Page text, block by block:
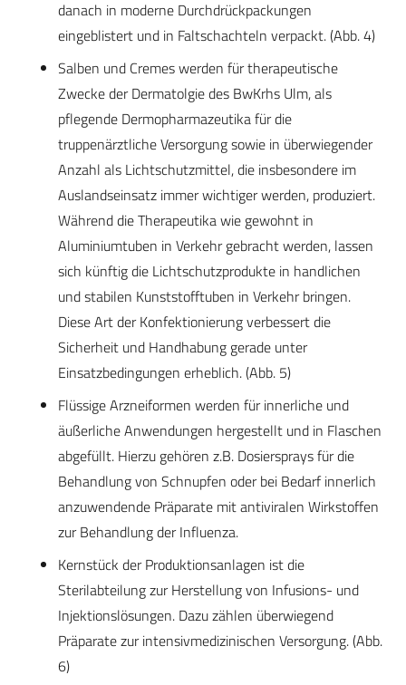
danach in moderne Durchdrückpackungen
eingeblistert und in Faltschachteln verpackt. (Abb. 4)
Salben und Cremes werden für therapeutische
Zwecke der Dermatolgie des BwKrhs Ulm, als
pflegende Dermopharmazeutika für die
truppenärztliche Versorgung sowie in überwiegender
Anzahl als Lichtschutzmittel, die insbesondere im
Auslandseinsatz immer wichtiger werden, produziert.
Während die Therapeutika wie gewohnt in
Aluminiumtuben in Verkehr gebracht werden, lassen
sich künftig die Lichtschutzprodukte in handlichen
und stabilen Kunststofftuben in Verkehr bringen.
Diese Art der Konfektionierung verbessert die
Sicherheit und Handhabung gerade unter
Einsatzbedingungen erheblich. (Abb. 5)
Flüssige Arzneiformen werden für innerliche und
äußerliche Anwendungen hergestellt und in Flaschen
abgefüllt. Hierzu gehören z.B. Dosiersprays für die
Behandlung von Schnupfen oder bei Bedarf innerlich
anzuwendende Präparate mit antiviralen Wirkstoffen
zur Behandlung der Influenza.
Kernstück der Produktionsanlagen ist die
Sterilabteilung zur Herstellung von Infusions- und
Injektionslösungen. Dazu zählen überwiegend
Präparate zur intensivmedizinischen Versorgung. (Abb.
6)